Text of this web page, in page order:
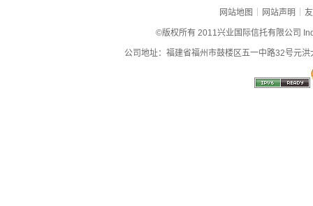
网站地图 | 网站声明 |
©版权所有 2011兴业国际信托有限公司
公司地址：福建省福州市鼓楼区五一中路32号元